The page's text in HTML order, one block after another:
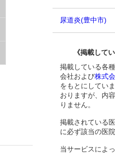
尿道炎(豊中市)
《掲載して
掲載している各
会社および株式
をもとにしてい
おりますが、内
りません。
掲載されている
に必ず該当の医
当サービスによ